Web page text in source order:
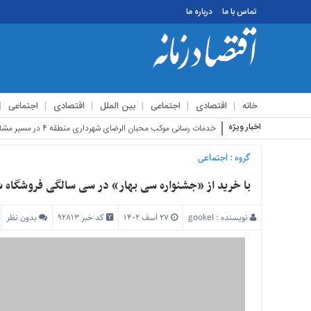
تماس با ما درباره ما
خانه اقتصادی اجتماعی بین الملل اقتصادی اجتماعی
تماس
ما
درباره
اخبار ویژه استقبا
گروه :اجتماعی
با خرید از «جشنواره سی بهار» در سی سالگی فروشگاه
نویسنده : gookel کد خبر 92813 بدون نظر